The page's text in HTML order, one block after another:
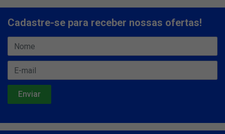
Cadastre-se para receber nossas ofertas!